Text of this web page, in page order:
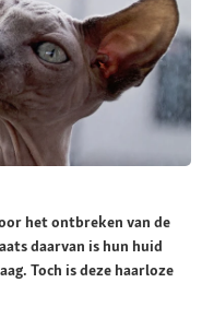
het ontbreken van de
daarvan is hun huid
Toch is deze haarloze